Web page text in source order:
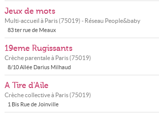
Jeux de mots
Multi-accueil à Paris(75019) - Réseau People&baby
83 ter rue de Meaux
19eme Rugissants
Crèche parentale à Paris(75019)
8/10 Allée Darius Milhaud
A Tire d'Aile
Crèche collective à Paris(75019)
1 Bis Rue de Joinville